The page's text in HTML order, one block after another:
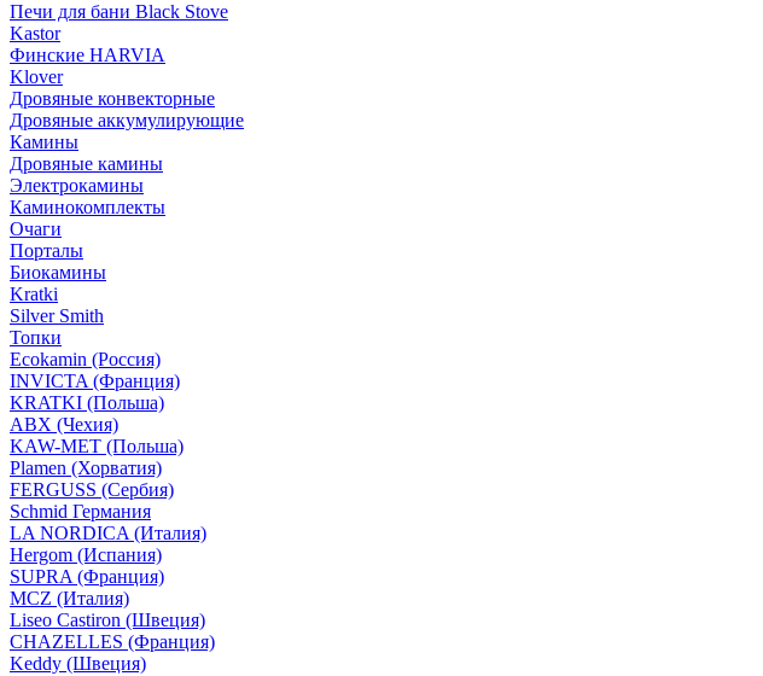
Печи для бани Black Stove
Kastor
Финские HARVIA
Klover
Дровяные конвекторные
Дровяные аккумулирующие
Камины
Дровяные камины
Электрокамины
Каминокомплекты
Очаги
Порталы
Биокамины
Kratki
Silver Smith
Топки
Ecokamin (Россия)
INVICTA (Франция)
KRATKI (Польша)
ABX (Чехия)
KAW-MET (Польша)
Plamen (Хорватия)
FERGUSS (Сербия)
Schmid Германия
LA NORDICA (Италия)
Hergom (Испания)
SUPRA (Франция)
MCZ (Италия)
Liseo Castiron (Швеция)
CHAZELLES (Франция)
Keddy (Швеция)